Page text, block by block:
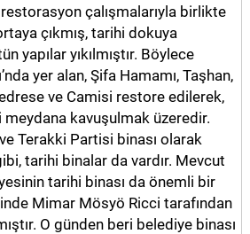
çalışmalarıyla birlikte
çıkmış, tarihi dokuya
yapılar yıkılmıştır. Böylece
yer alan, Şifa Hamamı, Taşhan,
ve Camisi restore edilerek,
kavuşulmak üzeredir.
Terakki Partisi binası olarak
tarihi binalar da vardır. Mevcut
tarihi binası da önemli bir
Mimar Mösyö Ricci tarafından
O günden beri belediye binası